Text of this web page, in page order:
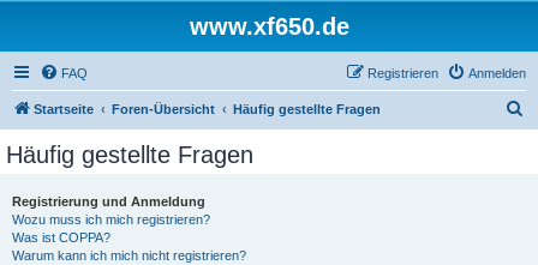
www.xf650.de
FAQ Anmelden
Registrieren
Startseite Foren-Übersicht Häufig gestellte Fragen
Häufig gestellte Fragen
Registrierung und Anmeldung
Wozu muss ich mich registrieren?
Was ist COPPA?
Warum kann ich mich nicht registrieren?